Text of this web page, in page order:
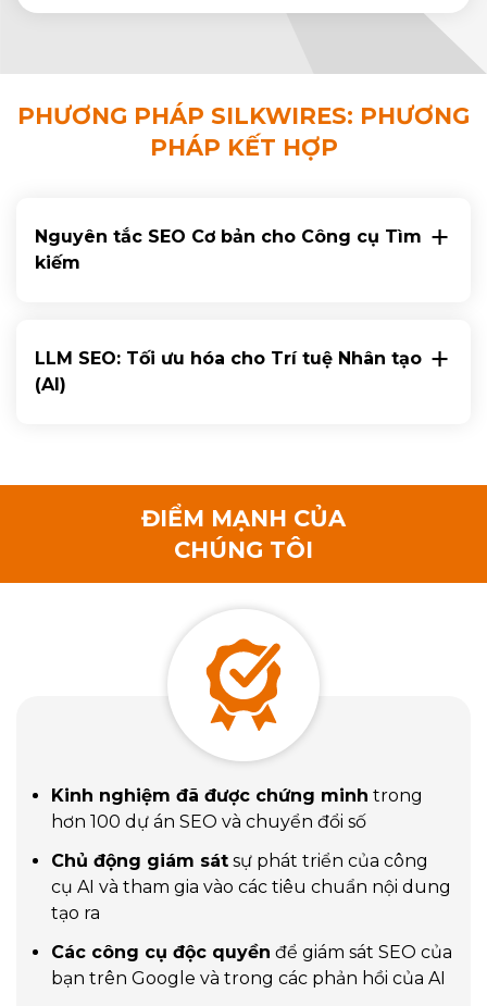
PHƯƠNG PHÁP SILKWIRES: PHƯƠNG
PHÁP KẾT HỢP
Nguyên tắc SEO Cơ bản cho Công cụ Tìm
kiếm
LLM SEO: Tối ưu hóa cho Trí tuệ Nhân tạo
(AI)
ĐIỂM MẠNH CỦA
CHÚNG TÔI
Kinh nghiệm đã được chứng minh trong
hơn 100 dự án SEO và chuyển đổi số
Chủ động giám sát sự phát triển của công
cụ AI và tham gia vào các tiêu chuẩn nội dung
tạo ra
Các công cụ độc quyền để giám sát SEO của
bạn trên Google và trong các phản hồi của AI